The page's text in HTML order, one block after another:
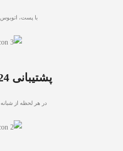
با پست، اتوبوس
پشتیبانی 24 ساعته
در هر لحظه از شبانه